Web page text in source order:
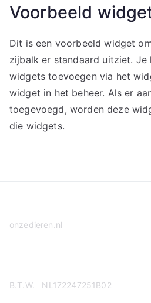
Voorbeeld
Dit is een voorbeeld widget
zijbalk er standaard uitziet. Je
widgets toevoegen via het
widget in het beheer. Als er
toegevoegd, worden deze
die widgets.
onzedieren.nl
B.T.W. NL172247251B02